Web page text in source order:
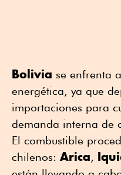
Bolivia se enfrenta
⁠energética, ya que
importaciones para
demanda ⁠interna de
El combustible
chilenos: Arica,